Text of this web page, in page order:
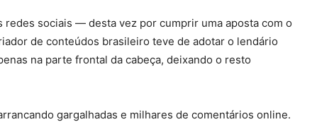
redes sociais — desta vez por cumprir uma aposta com o
de conteúdos brasileiro teve de adotar o lendário
na parte frontal da cabeça, deixando o resto
gargalhadas e milhares de comentários online.